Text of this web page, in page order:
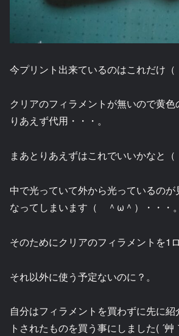
今プリント出来ているのはこれだけ
クリアのフィラメントが無いので黄色
りあえず代用・・・。
まあとりあえずはこれでいいかなと
中で光っていて外から光っているの
なってしまいます（ ＾ω＾）・・・。
そのためにクリアのフィラメントを1
それ以外に使う予定ないのに？。
自分はフィラメントを買わずに先に
トされたものを買う事にしました( ´艸